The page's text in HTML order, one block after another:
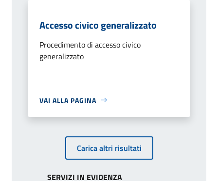
Accesso civico generalizzato
Procedimento di accesso civico
generalizzato
VAI ALLA PAGINA
Carica altri risultati
SERVIZI IN EVIDENZA